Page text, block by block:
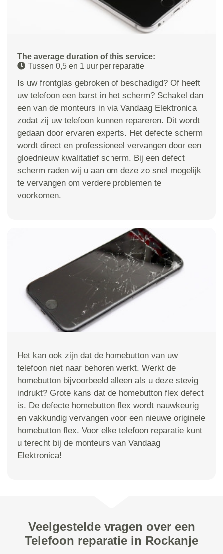
The average duration of this service:
Tussen 0,5 en 1 uur per reparatie
Is uw frontglas gebroken of beschadigd? Of heeft
uw telefoon een barst in het scherm? Schakel dan
een van de monteurs in via Vandaag Elektronica
zodat zij uw telefoon kunnen repareren. Dit wordt
gedaan door ervaren experts. Het defecte scherm
wordt direct en professioneel vervangen door een
gloednieuw kwalitatief scherm. Bij een defect
scherm raden wij u aan om deze zo snel mogelijk
te vervangen om verdere problemen te
voorkomen.
Het kan ook zijn dat de homebutton van uw
telefoon niet naar behoren werkt. Werkt de
homebutton bijvoorbeeld alleen als u deze stevig
indrukt? Grote kans dat de homebutton flex defect
is. De defecte homebutton flex wordt nauwkeurig
en vakkundig vervangen voor een nieuwe originele
homebutton flex. Voor elke telefoon reparatie kunt
u terecht bij de monteurs van Vandaag
Elektronica!
Veelgestelde vragen over een
Telefoon reparatie in Rockanje